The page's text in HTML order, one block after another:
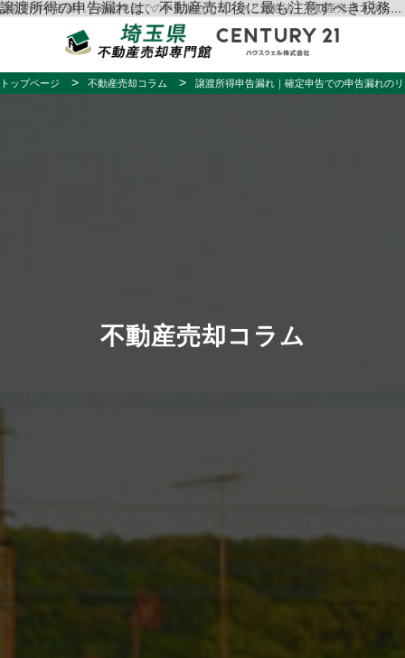
譲渡所得申告漏れ｜確定申告での申告漏れのリスクと対処法｜不動産売却コラム｜さいたま市・埼玉県の不動産売却はハウスウェル
トップページ 不動産売却コラム 譲渡所得申告漏れ｜確定申告での申告漏れの
不動産売却コラム
譲渡所得の申告漏れは、不動産売却後に最も注意すべき税務リスクの一つです。税務署からの指摘を受けてから慌てることがないよう、事前に正しい知識を身につけておくことが重要です。この記事では、譲渡所得申告の基本から申告漏れのリスク、そして適切な対処法まで詳しく解説します。不動産売却を検討している方や、すでに売却済みで申告に不安を感じている方は、ぜひ最後までお読みください。